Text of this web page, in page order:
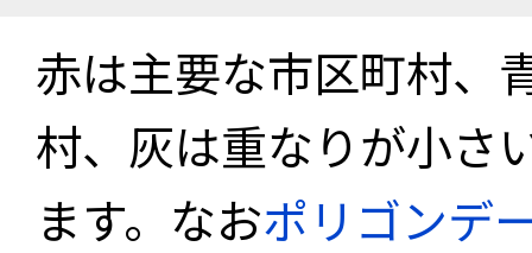
赤は主要な市区町村、
村、灰は重なりが小さ
ます。なおポリゴンデ